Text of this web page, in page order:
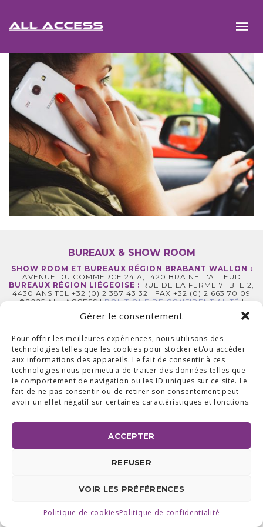
Gérer le consentement
Pour offrir les meilleures expériences, nous utilisons des
technologies telles que les cookies pour stocker et/ou accéder
aux informations des appareils. Le fait de consentir à ces
technologies nous permettra de traiter des données telles que
le comportement de navigation ou les ID uniques sur ce site. Le
fait de ne pas consentir ou de retirer son consentement peut
avoir un effet négatif sur certaines caractéristiques et fonctions.
ACCEPTER
REFUSER
VOIR LES PRÉFÉRENCES
Politique de cookiesPolitique de confidentialité
BUREAUX & SHOW ROOM
SHOW ROOM ET BUREAUX RÉGION BRABANT WALLON :
AVENUE DU COMMERCE 24 A, 1420 BRAINE L'ALLEUD
BUREAUX RÉGION LIÉGEOISE : RUE DE LA FERME 71 BTE 2,
4430 ANS TEL +32 (0) 2 387 43 32 | FAX +32 (0) 2 663 70 09
©2025 ALL ACCESS | POLITIQUE DE CONFIDENTIALITÉ |